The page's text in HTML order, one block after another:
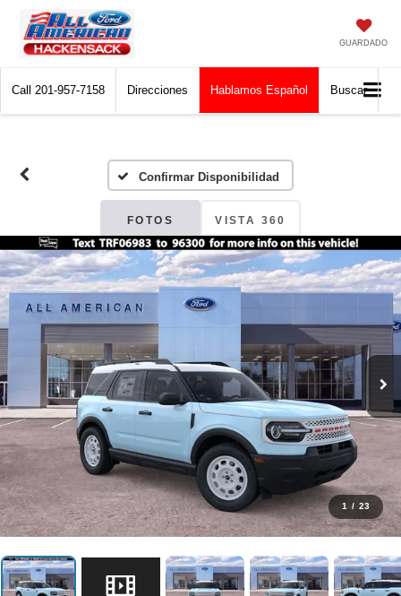
GUARDADO
Call 201-957-7158 Direcciones Hablamos Español Buscar
Confirmar Disponibilidad
FOTOS VISTA 360
1 / 23